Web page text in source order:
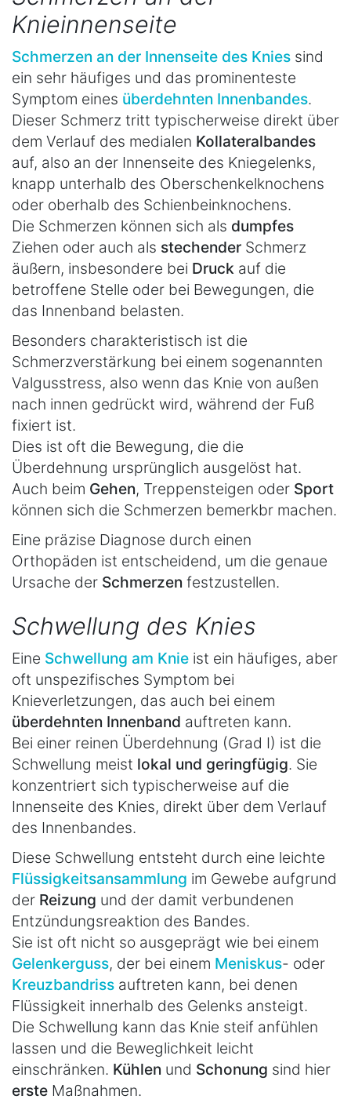
Knieinnenseite
Schmerzen an der Innenseite des Knies sind
ein sehr häufiges und das prominenteste
Symptom eines überdehnten Innenbandes.
Dieser Schmerz tritt typischerweise direkt über
dem Verlauf des medialen Kollateralbandes
auf, also an der Innenseite des Kniegelenks,
knapp unterhalb des Oberschenkelknochens
oder oberhalb des Schienbeinknochens.
Die Schmerzen können sich als dumpfes
Ziehen oder auch als stechender Schmerz
äußern, insbesondere bei Druck auf die
betroffene Stelle oder bei Bewegungen, die
das Innenband belasten.
Besonders charakteristisch ist die
Schmerzverstärkung bei einem sogenannten
Valgusstress, also wenn das Knie von außen
nach innen gedrückt wird, während der Fuß
fixiert ist.
Dies ist oft die Bewegung, die die
Überdehnung ursprünglich ausgelöst hat.
Auch beim Gehen, Treppensteigen oder Sport
können sich die Schmerzen bemerkbr machen.
Eine präzise Diagnose durch einen
Orthopäden ist entscheidend, um die genaue
Ursache der Schmerzen festzustellen.
Schwellung des Knies
Eine Schwellung am Knie ist ein häufiges, aber
oft unspezifisches Symptom bei
Knieverletzungen, das auch bei einem
überdehnten Innenband auftreten kann.
Bei einer reinen Überdehnung (Grad I) ist die
Schwellung meist lokal und geringfügig. Sie
konzentriert sich typischerweise auf die
Innenseite des Knies, direkt über dem Verlauf
des Innenbandes.
Diese Schwellung entsteht durch eine leichte
Flüssigkeitsansammlung im Gewebe aufgrund
der Reizung und der damit verbundenen
Entzündungsreaktion des Bandes.
Sie ist oft nicht so ausgeprägt wie bei einem
Gelenkerguss, der bei einem Meniskus- oder
Kreuzbandriss auftreten kann, bei denen
Flüssigkeit innerhalb des Gelenks ansteigt.
Die Schwellung kann das Knie steif anfühlen
lassen und die Beweglichkeit leicht
einschränken. Kühlen und Schonung sind hier
erste Maßnahmen.